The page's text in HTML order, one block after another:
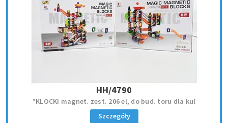
HH/4790
*KLOCKI magnet. zest. 206 el, do bud. toru dla kul
Szczegóły